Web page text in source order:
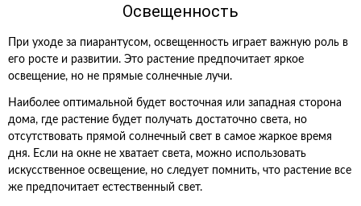
Освещенность
При уходе за пиарантусом, освещенность играет важную роль в
его росте и развитии. Это растение предпочитает яркое
освещение, но не прямые солнечные лучи.
Наиболее оптимальной будет восточная или западная сторона
дома, где растение будет получать достаточно света, но
отсутствовать прямой солнечный свет в самое жаркое время
дня. Если на окне не хватает света, можно использовать
искусственное освещение, но следует помнить, что растение все
же предпочитает естественный свет.